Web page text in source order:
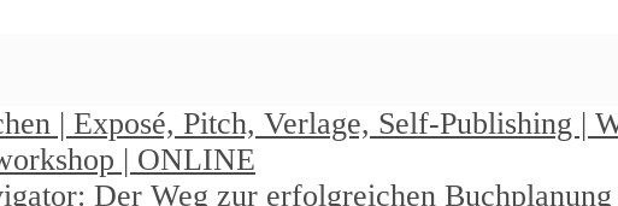
| Exposé, Pitch, Verlage, Self-Publishing |
| ONLINE
Der Weg zur erfolgreichen